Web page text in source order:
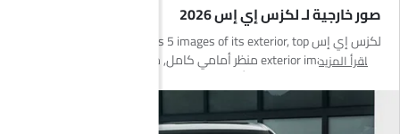
صور خارجية لـ لكزس إي إس 2026
exterior images include منظر أمامي كامل, منظر أمامي متوسط, منظر
خلفي جانبي متقاطع, منظر أمامي جانبي متقاطع, الشعار.
اقرأ المزيد